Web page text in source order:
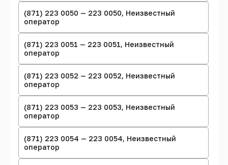
(871) 223 0050 — 223 0050, Неизвестный
оператор
(871) 223 0051 — 223 0051, Неизвестный
оператор
(871) 223 0052 — 223 0052, Неизвестный
оператор
(871) 223 0053 — 223 0053, Неизвестный
оператор
(871) 223 0054 — 223 0054, Неизвестный
оператор